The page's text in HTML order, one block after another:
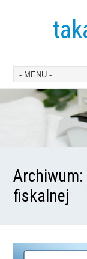
Archiwum:
fiskalnej